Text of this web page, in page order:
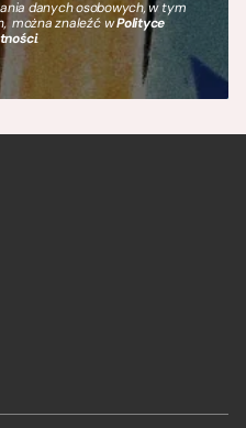
danych osobowych, w tym
można znaleźć wPolityce
.